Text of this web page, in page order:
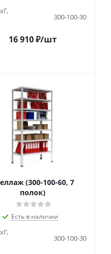
300-100-30
16 910₽/шт
(300-100-60, 7
полок)
Есть в наличии
300-100-30